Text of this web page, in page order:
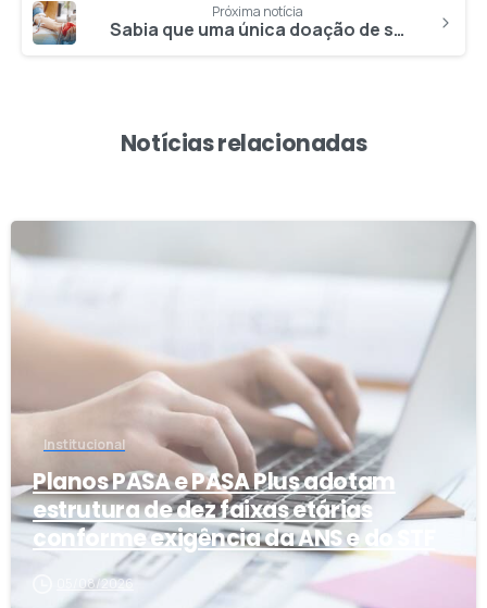
Próxima notícia
Sabia que uma única doação de sangue pode salvar até quatro vidas?
Notícias relacionadas
Institucional
Planos PASA e PASA Plus adotam
estrutura de dez faixas etárias
conforme exigência da ANS e do STF
05/08/2026